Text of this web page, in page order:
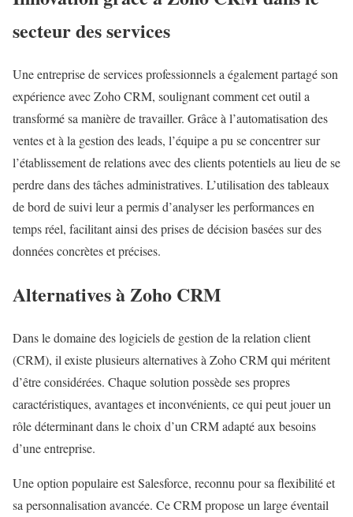
secteur des services
Une entreprise de services professionnels a également partagé son
expérience avec Zoho CRM, soulignant comment cet outil a
transformé sa manière de travailler. Grâce à l’automatisation des
ventes et à la gestion des leads, l’équipe a pu se concentrer sur
l’établissement de relations avec des clients potentiels au lieu de se
perdre dans des tâches administratives. L’utilisation des tableaux
de bord de suivi leur a permis d’analyser les performances en
temps réel, facilitant ainsi des prises de décision basées sur des
données concrètes et précises.
Alternatives à Zoho CRM
Dans le domaine des logiciels de gestion de la relation client
(CRM), il existe plusieurs alternatives à Zoho CRM qui méritent
d’être considérées. Chaque solution possède ses propres
caractéristiques, avantages et inconvénients, ce qui peut jouer un
rôle déterminant dans le choix d’un CRM adapté aux besoins
d’une entreprise.
Une option populaire est Salesforce, reconnu pour sa flexibilité et
sa personnalisation avancée. Ce CRM propose un large éventail